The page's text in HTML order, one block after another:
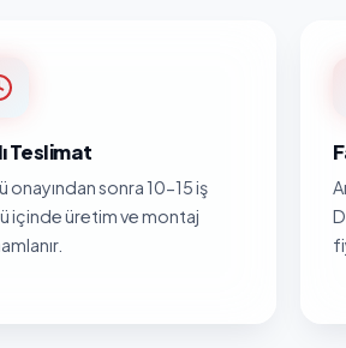
Teslimat
onayından sonra 10-15 iş
içinde üretim ve montaj